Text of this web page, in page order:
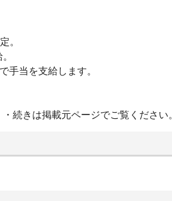
。
手当を支給します。
続きは掲載元ページでご覧ください。